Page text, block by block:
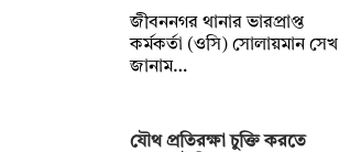
জীবননগর থানার ভারপ্রাপ্ত
কর্মকর্তা (ওসি) সোলায়মান সেখ
জানাম…
যৌথ প্রতিরক্ষা চুক্তি করতে